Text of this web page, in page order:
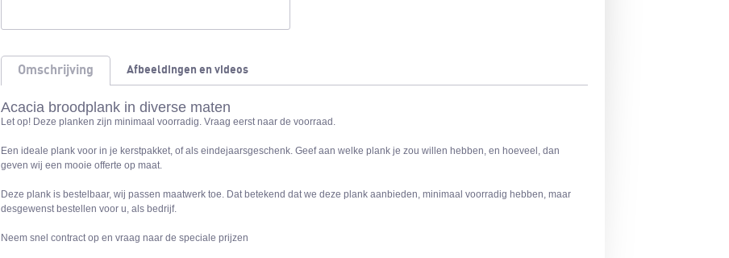
Omschrijving Afbeeldingen en videos
Acacia broodplank in diverse maten
Let op! Deze planken zijn minimaal voorradig. Vraag eerst naar de voorraad.
Een ideale plank voor in je kerstpakket, of als eindejaarsgeschenk. Geef aan welke plank je zou willen hebben, en hoeveel, dan
geven wij een mooie offerte op maat.
Deze plank is bestelbaar, wij passen maatwerk toe. Dat betekend dat we deze plank aanbieden, minimaal voorradig hebben, maar
desgewenst bestellen voor u, als bedrijf.
Neem snel contract op en vraag naar de speciale prijzen